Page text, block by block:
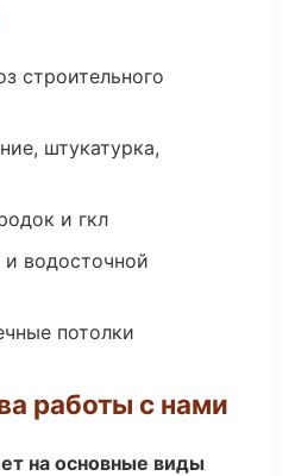
строительного
штукатурка,
и гкл
водосточной
потолки
работы с нами
на основные виды